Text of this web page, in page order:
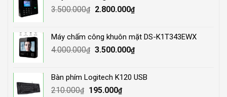
3.500.000₫
Original
3.500.000₫.
2.800.000₫Current
2.800.000₫.
Máy chấm công khuôn mặt DS-K1T343EWX
4.000.000₫ Original
4.000.000₫.
3.500.000₫Current
3.500.000₫.
Bàn phím Logitech K120 USB
210.000₫
Original
195.000₫Current